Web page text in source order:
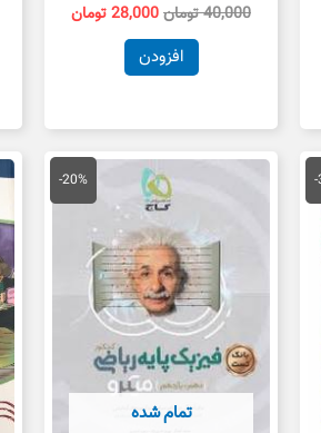
40,000تومان28,000تومان
افزودن
-20%
تمام شده
قیمت
اصلی
45,000 تومان
بود.
قیمت
فعلی